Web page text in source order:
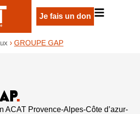
Je fais un don
› GROUPE GAP
.
ACAT Provence-Alpes-Côte d’azur-